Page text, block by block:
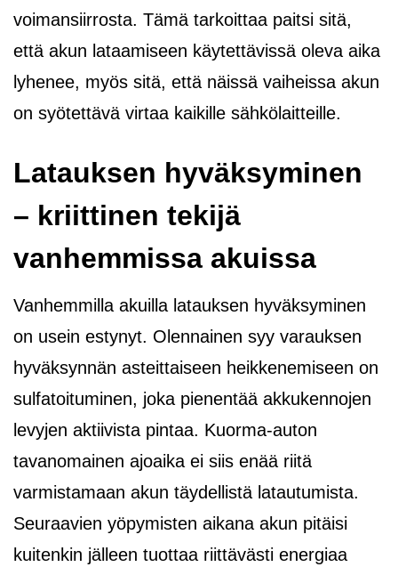
voimansiirrosta. Tämä tarkoittaa paitsi sitä,
että akun lataamiseen käytettävissä oleva aika
lyhenee, myös sitä, että näissä vaiheissa akun
on syötettävä virtaa kaikille sähkölaitteille.
Latauksen hyväksyminen
– kriittinen tekijä
vanhemmissa akuissa
Vanhemmilla akuilla latauksen hyväksyminen
on usein estynyt. Olennainen syy varauksen
hyväksynnän asteittaiseen heikkenemiseen on
sulfatoituminen, joka pienentää akkukennojen
levyjen aktiivista pintaa. Kuorma-auton
tavanomainen ajoaika ei siis enää riitä
varmistamaan akun täydellistä latautumista.
Seuraavien yöpymisten aikana akun pitäisi
kuitenkin jälleen tuottaa riittävästi energiaa